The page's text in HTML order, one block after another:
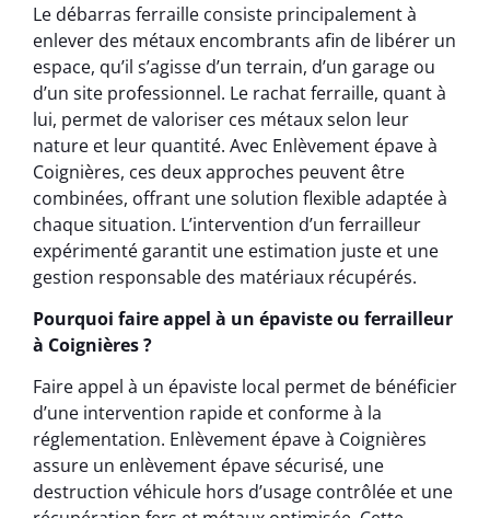
Le débarras ferraille consiste principalement à
enlever des métaux encombrants afin de libérer un
espace, qu’il s’agisse d’un terrain, d’un garage ou
d’un site professionnel. Le rachat ferraille, quant à
lui, permet de valoriser ces métaux selon leur
nature et leur quantité. Avec Enlèvement épave à
Coignières, ces deux approches peuvent être
combinées, offrant une solution flexible adaptée à
chaque situation. L’intervention d’un ferrailleur
expérimenté garantit une estimation juste et une
gestion responsable des matériaux récupérés.
Pourquoi faire appel à un épaviste ou ferrailleur
à Coignières ?
Faire appel à un épaviste local permet de bénéficier
d’une intervention rapide et conforme à la
réglementation. Enlèvement épave à Coignières
assure un enlèvement épave sécurisé, une
destruction véhicule hors d’usage contrôlée et une